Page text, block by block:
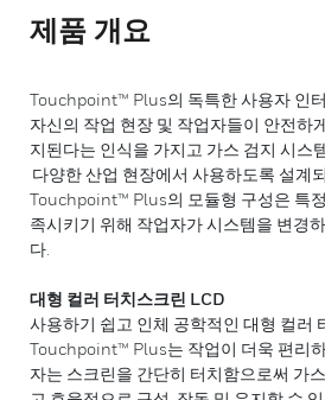
제품 개요
Touchpoint™ Plus의 독특한 사용자 인
자신의 작업 현장 및 작업자들이 안전하
지된다는 인식을 가지고 가스 검지 시스
다양한 산업 현장에서 사용하도록 설계
Touchpoint™ Plus의 모듈형 구성은 특
족시키기 위해 작업자가 시스템을 변경
다.
대형 컬러 터치스크린 LCD
사용하기 쉽고 인체 공학적인 대형 컬러
Touchpoint™ Plus는 작업이 더욱 편리
자는 스크린을 간단히 터치함으로써 가